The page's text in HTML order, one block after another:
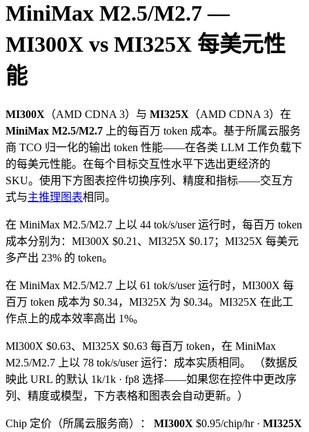
MiniMax M2.5/M2.7 —
MI300X vs MI325X 每美元性
能
MI300X （AMD CDNA 3）与 MI325X （AMD CDNA 3）在
MiniMax M2.5/M2.7 上的每百万 token 成本。基于所属云服务
商 TCO 归一化的输出 token 性能——在各类 LLM 工作负载下
的每美元性能。在每个目标交互性水平下选出更经济的
SKU。使用下方图表控件切换序列、精度和指标——交互方
式与主推理图表相同。
在 MiniMax M2.5/M2.7 上以 44 tok/s/user 运行时，每百万 token
成本分别为：MI300X $0.21、MI325X $0.17；MI325X 每美元
多产出 23% 的 token。
在 MiniMax M2.5/M2.7 上以 61 tok/s/user 运行时，MI300X 每
百万 token 成本为 $0.34，MI325X 为 $0.34。MI325X 在此工
作点上的成本效率高出 1%。
MI300X $0.63、MI325X $0.63 每百万 token，在 MiniMax
M2.5/M2.7 上以 78 tok/s/user 运行：成本实质相同。
（数据反
映此 URL 的默认 1k/1k · fp8 选择——如果您在控件中更改序
列、精度或模型，下方表格和图表会自动更新。）
Chip 定价（所属云服务商）： MI300X $0.95/chip/hr· MI325X